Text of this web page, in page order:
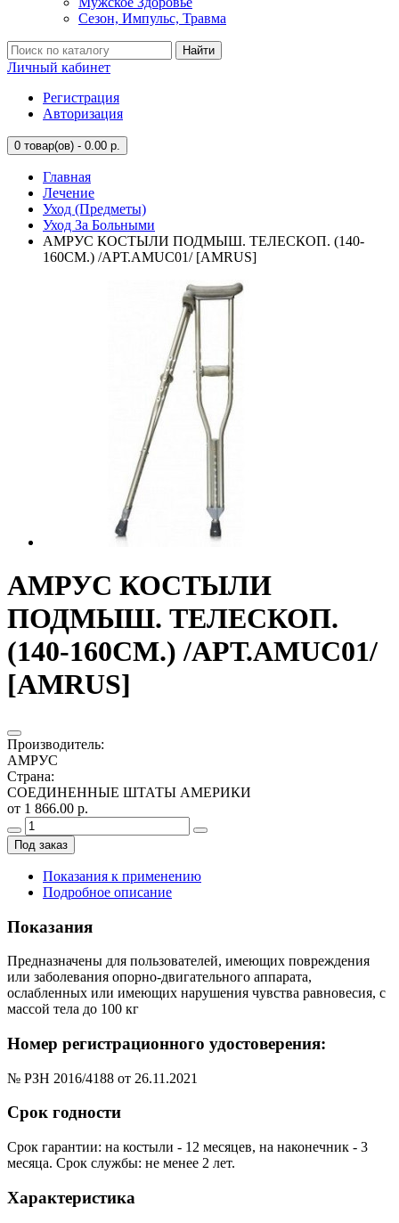
Сезон, Импульс, Травма
Найти
Личный кабинет
Регистрация
Авторизация
0 товар(ов) - 0.00 р.
Главная
Лечение
Уход (Предметы)
Уход За Больными
АМРУС КОСТЫЛИ ПОДМЫШ. ТЕЛЕСКОП. (140-
160СМ.) /АРТ.AMUC01/ [AMRUS]
АМРУС КОСТЫЛИ
ПОДМЫШ. ТЕЛЕСКОП.
(140-160СМ.) /АРТ.AMUC01/
[AMRUS]
Производитель:
АМРУС
Страна:
СОЕДИНЕННЫЕ ШТАТЫ АМЕРИКИ
от 1 866.00 р.
Под заказ
Показания к применению
Подробное описание
Показания
Предназначены для пользователей, имеющих повреждения
или заболевания опорно-двигательного аппарата,
ослабленных или имеющих нарушения чувства равновесия, с
массой тела до 100 кг
Номер регистрационного удостоверения:
№ РЗН 2016/4188 от 26.11.2021
Срок годности
Срок гарантии: на костыли - 12 месяцев, на наконечник - 3
месяца. Срок службы: не менее 2 лет.
Характеристика